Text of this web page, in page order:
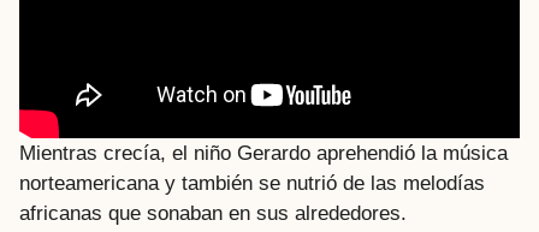
Mientras crecía, el niño Gerardo aprehendió la música
norteamericana y también se nutrió de las melodías
africanas que sonaban en sus alrededores.